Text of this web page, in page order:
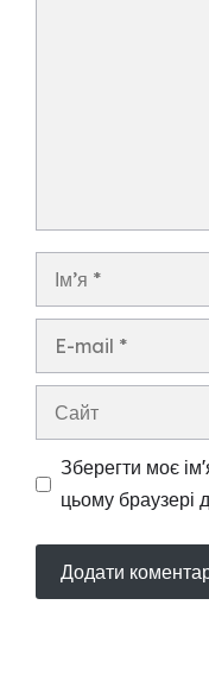
Ім’я
Сайт
Зберегти моє
цьому браузері